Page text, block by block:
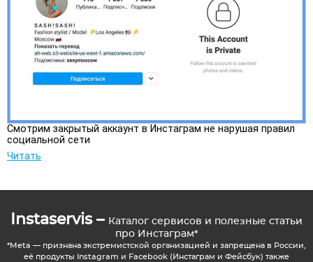
Смотрим закрытый аккаунт в Инстаграм не нарушая правил
социальной сети
Читать
Instaservis – Каталог сервисов и полезные статьи
про Инстаграм*
*Meta — признана экстремистской организацией и запрещена в России,
её продукты Instagram и Facebook (Инстаграм и Фейсбук) также